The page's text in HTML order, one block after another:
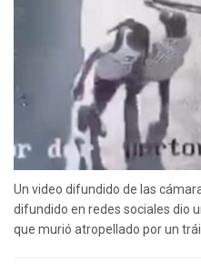
Un video difundido de las
difundido en redes sociales dio
que murió atropellado por un